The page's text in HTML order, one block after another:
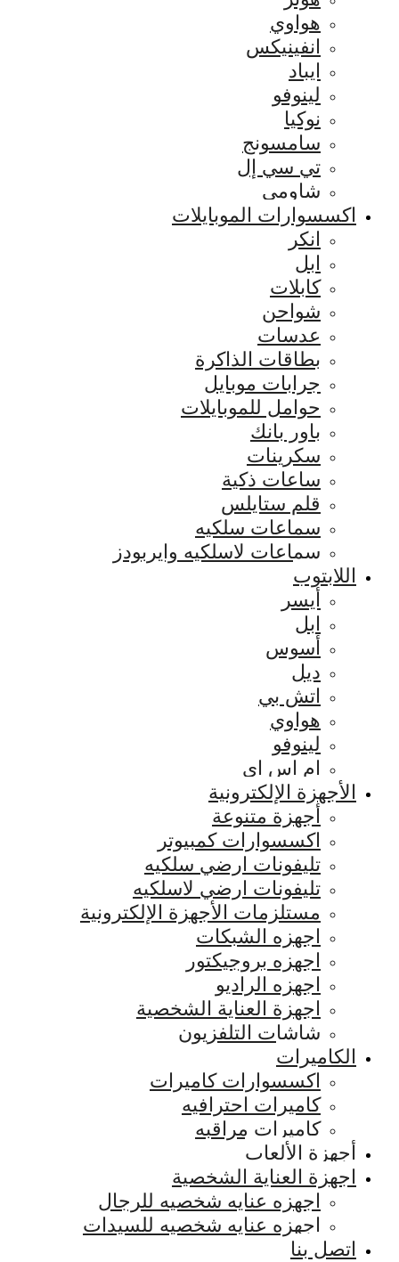
هواوي
انفينيكس
ايباد
لينوفو
نوكيا
سامسونج
تي سي إل
شاومي
اكسسوارات الموبايلات
انكر
ابل
كابلات
شواحن
عدسات
بطاقات الذاكرة
جرابات موبايل
حوامل للموبايلات
باور بانك
سكرينات
ساعات ذكية
قلم ستايلس
سماعات سلكيه
سماعات لاسلكيه وايربودز
اللابتوب
أيسر
ابل
أسوس
ديل
اتش بي
هواوي
لينوفو
ام اس اي
الأجهزة الإلكترونية
أجهزة متنوعة
اكسسوارات كمبيوتر
تليفونات ارضي سلكيه
تليفونات ارضي لاسلكيه
مستلزمات الأجهزة الإلكترونية
اجهزه الشبكات
اجهزه بروجيكتور
اجهزه الراديو
اجهزة العناية الشخصية
شاشات التلفزيون
الكاميرات
اكسسوارات كاميرات
كاميرات احترافيه
كاميرات مراقبه
أجهزة الألعاب
اجهزة العناية الشخصية
اجهزه عنايه شخصيه للرجال
اجهزه عنايه شخصيه للسيدات
اتصل بنا